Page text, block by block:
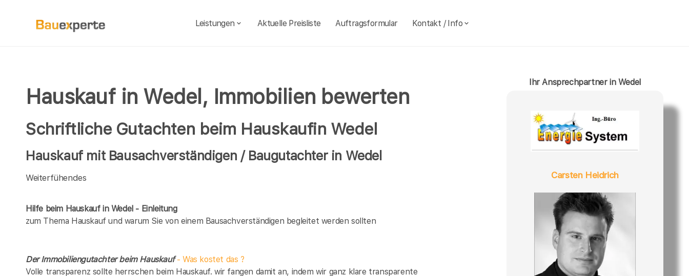
Leistungen Aktuelle Preisliste Auftragsformular Kontakt / Info
Hauskauf in Wedel, Immobilien bewerten
Schriftliche Gutachten beim Hauskaufin Wedel
Hauskauf mit Bausachverständigen / Baugutachter in Wedel
Weiterfühendes
Hilfe beim Hauskauf in Wedel - Einleitung
zum Thema Hauskauf und warum Sie von einem Bausachverständigen begleitet werden sollten
Der Immobiliengutachter beim Hauskauf- Was kostet das ?
Volle transparenz sollte herrschen beim Hauskauf. wir fangen damit an, indem wir ganz klare transparente
Ihr Ansprechpartner in Wedel
Carsten Heidrich